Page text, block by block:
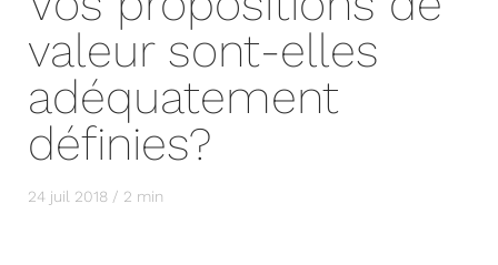
valeur sont-elles
adéquatement
définies?
24 juil 2018 / 2 min